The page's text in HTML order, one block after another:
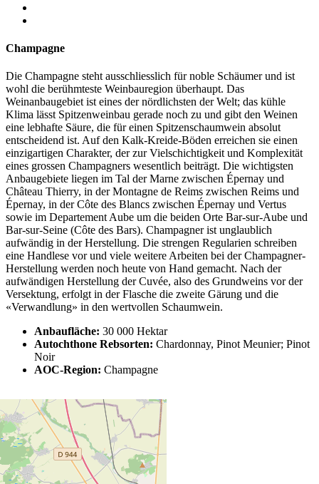
Champagne
Die Champagne steht ausschliesslich für noble Schäumer und ist
wohl die berühmteste Weinbauregion überhaupt. Das
Weinanbaugebiet ist eines der nördlichsten der Welt; das kühle
Klima lässt Spitzenweinbau gerade noch zu und gibt den Weinen
eine lebhafte Säure, die für einen Spitzenschaumwein absolut
entscheidend ist. Auf den Kalk-Kreide-Böden erreichen sie einen
einzigartigen Charakter, der zur Vielschichtigkeit und Komplexität
eines grossen Champagners wesentlich beiträgt. Die wichtigsten
Anbaugebiete liegen im Tal der Marne zwischen Épernay und
Château Thierry, in der Montagne de Reims zwischen Reims und
Épernay, in der Côte des Blancs zwischen Épernay und Vertus
sowie im Departement Aube um die beiden Orte Bar-sur-Aube und
Bar-sur-Seine (Côte des Bars). Champagner ist unglaublich
aufwändig in der Herstellung. Die strengen Regularien schreiben
eine Handlese vor und viele weitere Arbeiten bei der Champagner-
Herstellung werden noch heute von Hand gemacht. Nach der
aufwändigen Herstellung der Cuvée, also des Grundweins vor der
Versektung, erfolgt in der Flasche die zweite Gärung und die
«Verwandlung» in den wertvollen Schaumwein.
Anbaufläche: 30 000 Hektar
Autochthone Rebsorten: Chardonnay, Pinot Meunier; Pinot
Noir
AOC-Region: Champagne